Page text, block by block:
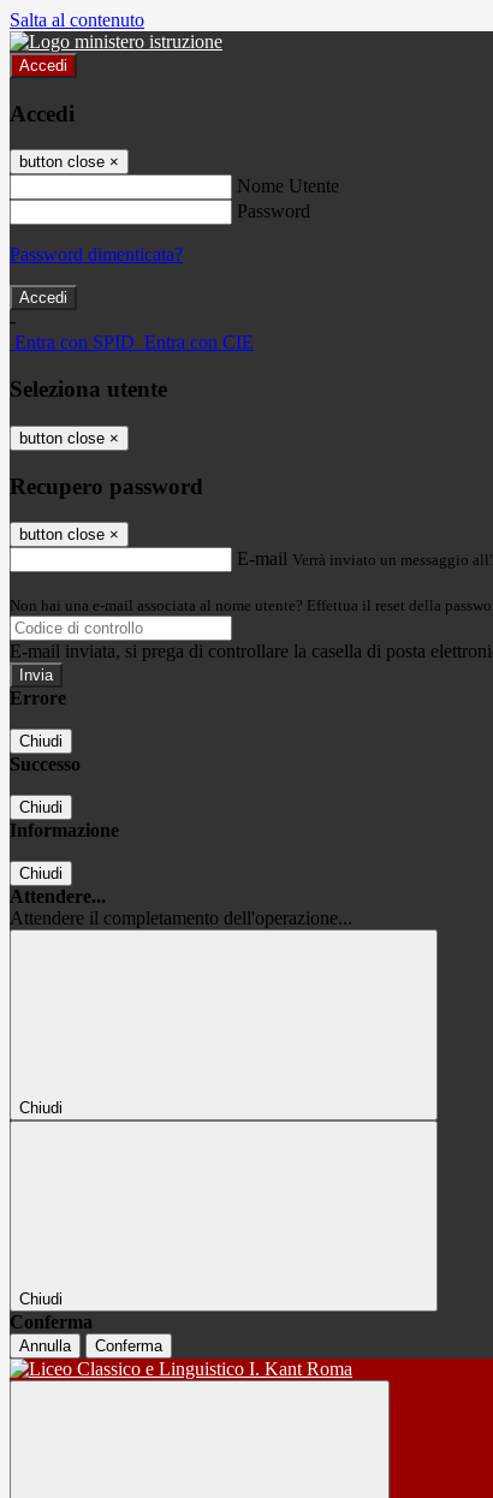
Salta al contenuto
Accedi
Accedi
button close ×
Nome Utente
Password
Password dimenticata?
-
Entra con SPID Entra con CIE
Seleziona utente
button close ×
Recupero password
button close ×
E-mail Verrà inviato un messaggio
Non hai una e-mail associata al nome utente? Effettua il reset della
E-mail inviata, si prega di controllare la casella di posta
Errore
Chiudi
Successo
Chiudi
Informazione
Chiudi
Attendere...
Attendere il completamento dell'operazione...
Chiudi
Chiudi
Conferma
Annulla Conferma